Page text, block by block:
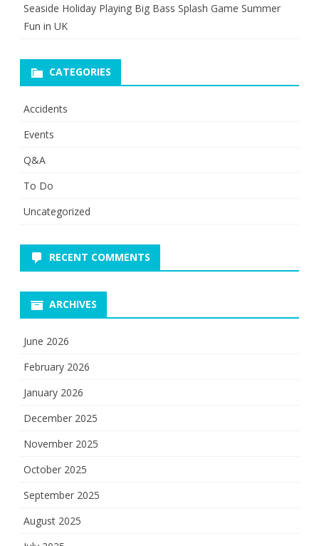
Seaside Holiday Playing Big Bass Splash Game Summer
Fun in UK
CATEGORIES
Accidents
Events
Q&A
To Do
Uncategorized
RECENT COMMENTS
ARCHIVES
June 2026
February 2026
January 2026
December 2025
November 2025
October 2025
September 2025
August 2025